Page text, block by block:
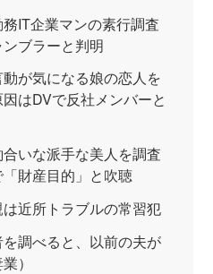
IT企業マンの素行調査
ブラーと判明
が気になる娘の恋人を
はDVで反社メンバーと
いな派手な美人を調査
財産目的」と吹聴
近所トラブルの常習犯
調べると、以前の夫が
）